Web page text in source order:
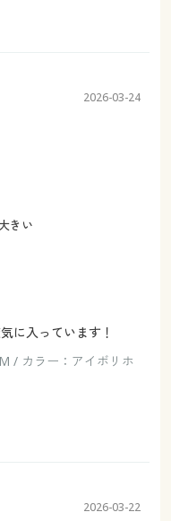
2026-03-24
きい
に入っています！
/ カラー：アイボリホ
2026-03-22